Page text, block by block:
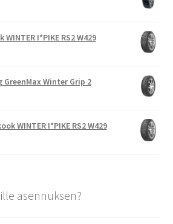
I*PIKE RS2 W429
GreenMax Winter Grip 2
WINTER I*PIKE RS2 W429
asennuksen?